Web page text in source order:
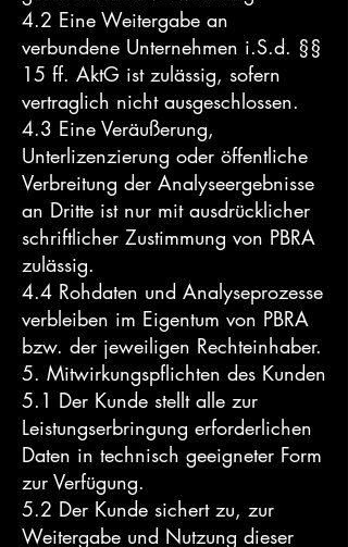
4.2 Eine Weitergabe an
verbundene Unternehmen i.S.d. §§
15 ff. AktG ist zulässig, sofern
vertraglich nicht ausgeschlossen.
4.3 Eine Veräußerung,
Unterlizenzierung oder öffentliche
Verbreitung der Analyseergebnisse
an Dritte ist nur mit ausdrücklicher
schriftlicher Zustimmung von PBRA
zulässig.
4.4 Rohdaten und Analyseprozesse
verbleiben im Eigentum von PBRA
bzw. der jeweiligen Rechteinhaber.
5. Mitwirkungspflichten des Kunden
5.1 Der Kunde stellt alle zur
Leistungserbringung erforderlichen
Daten in technisch geeigneter Form
zur Verfügung.
5.2 Der Kunde sichert zu, zur
Weitergabe und Nutzung dieser